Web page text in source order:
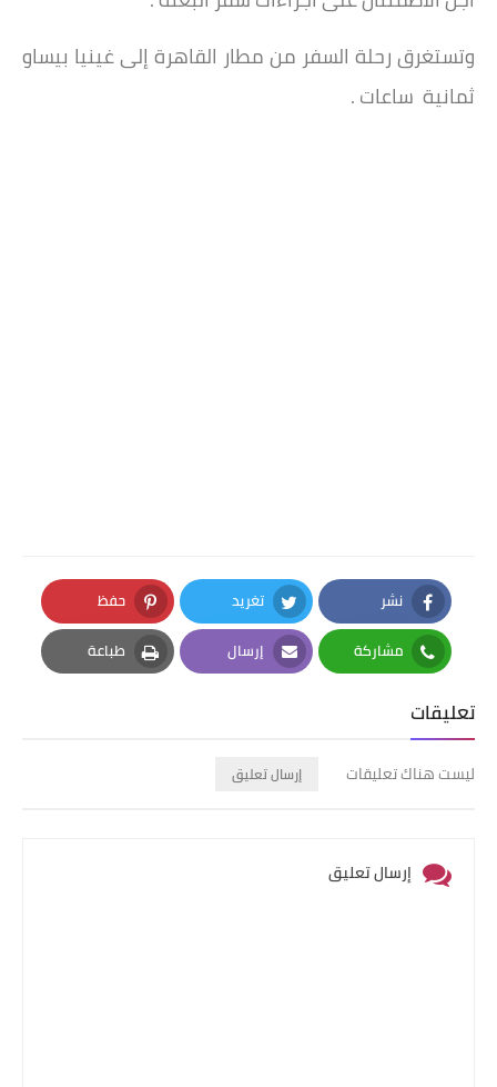
وتستغرق رحلة السفر من مطار القاهرة إلى غينيا بيساو
ثمانية ساعات .
نشر
Facebook
تغريد
Twitter
حفظ
Pinterest
مشاركة
Whatsapp
إرسال
Email
طباعة
Print
تعليقات
ليست هناك تعليقات إرسال تعليق
إرسال تعليق